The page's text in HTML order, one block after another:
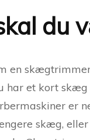
du
en
har et kort
er
skæg,